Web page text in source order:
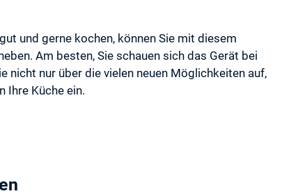
und gerne kochen, können Sie mit diesem
Am besten, Sie schauen sich das Gerät bei
nicht nur über die vielen neuen Möglichkeiten auf,
Ihre Küche ein.